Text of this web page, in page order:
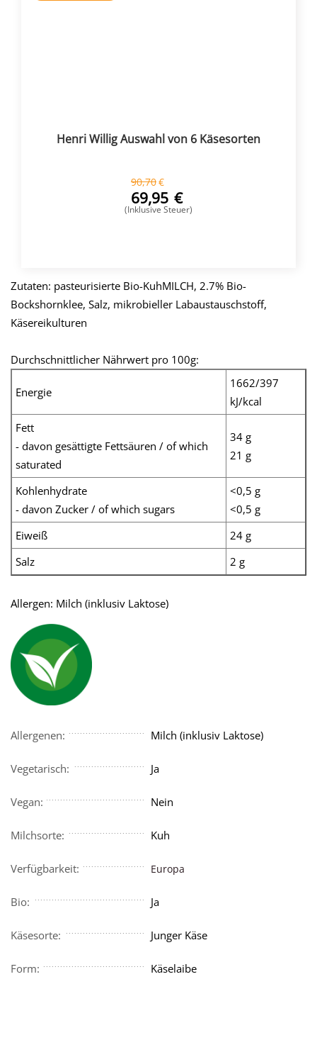
Henri Willig Auswahl von 6 Käsesorten
90,70€
69,95 €
(Inklusive Steuer)
Zutaten: pasteurisierte Bio-KuhMILCH, 2.7% Bio-
Bockshornklee, Salz, mikrobieller Labaustauschstoff,
Käsereikulturen
Durchschnittlicher Nährwert pro 100g:
Energie
1662/397
kJ/kcal
Fett
- davon gesättigte Fettsäuren / of which
saturated
34 g
21 g
Kohlenhydrate
- davon Zucker / of which sugars
<0,5 g
<0,5 g
Eiweiß
24 g
Salz
2 g
Allergen: Milch (inklusiv Laktose)
Allergenen: Milch (inklusiv Laktose)
Vegetarisch: Ja
Vegan: Nein
Milchsorte: Kuh
Verfügbarkeit: Europa
Bio: Ja
Käsesorte: Junger Käse
Form: Käselaibe